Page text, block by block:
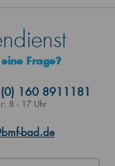
Frage?
(0) 160 8911181
8 - 17 Uhr
bad.de